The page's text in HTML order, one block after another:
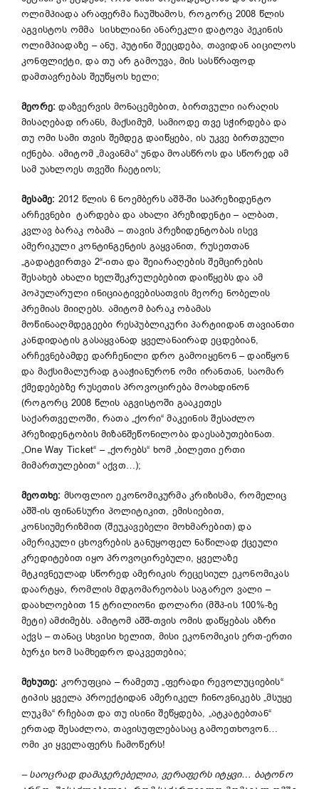
ოლიმპიადა არაფერმა ჩაუშხამოს, როგორც 2008 წლის
აგვისტოს ომმა სისხლიანი ანარეკლი დატოვა პეკინის
ოლიმპიადაზე – ანუ, პუტინი შეეცდება, თავიდან აიცილოს
კონფლიქტი, და თუ არ გამოუვა, მის სასწრაფოდ
დამთავრებას შეუწყოს ხელი;
მეორე:დაზვერვის მონაცემებით, ბირთვული იარაღის
მისაღებად ირანს, მაქსიმუმ, სამიოდე თვე სჭირდება და
თუ ომი სამი თვის შემდეგ დაიწყება, ის უკვე ბირთვული
იქნება. ამიტომ „მავანმა“ უნდა მოასწროს და სწორედ ამ
სამ უახლოეს თვეში ჩაეტიოს;
მესამე: 2012 წლის 6 ნოემბერს აშშ-ში საპრეზიდენტო
არჩევნები ტარდება და ახალი პრეზიდენტი – ალბათ,
კვლავ ბარაკ ობამა – თავის პრეზიდენტობას ისევ
ამერიკული კონტინგენტის გაყვანით, რუსეთთან
„გადატვირთვა 2“-ითა და შეიარაღების შემცირების
შესახებ ახალი ხელშეკრულებებით დაიწყებს და ამ
პოპულარული ინიციატივებისათვის მეორე ნობელის
პრემიას მიიღებს. ამიტომ ბარაკ ობამას
მოწინააღმდეგეები რესპუბლიკური პარტიიდან თავიანთი
კანდიდატის გასაყვანად ყველანაირად ეცდებიან,
არჩევნებამდე დარჩენილი დრო გამოიყენონ – დაიწყონ
და მაქსიმალურად გააჭიანურონ ომი ირანთან, საომარ
ქმედებებზე რუსეთის პროვოცირება მოახდინონ
(როგორც 2008 წლის აგვისტოში გააკეთეს
საქართველოში, რათა „ქორი“ მაკეინის შესაძლო
პრეზიდენტობის მიზანშეწონილობა დაესაბუთებინათ.
„One Way Ticket“ – „ქორებს“ ხომ „ბილეთი ერთი
მიმართულებით“ აქვთ…);
მეოთხე: მსოფლიო ეკონომიკურმა კრიზისმა, რომელიც
აშშ-ის ფინანსური პოლიტიკით, ემისიებით,
კონსიუმერიზმით (შეუკავებელი მოხმარებით) და
ამერიკული ცხოვრების განუყოფელ ნაწილად ქცეული
კრედიტებით იყო პროვოცირებული, ყველაზე
მტკივნეულად სწორედ ამერიკის რეცესიულ ეკონომიკას
დაარტყა, რომლის მდგომარეობას საგარეო ვალი –
დაახლოებით 15 ტრილიონი დოლარი (მშპ-ის 100%-ზე
მეტი) ამძიმებს. ამიტომ აშშ-თვის ომის დაწყებას აზრი
აქვს – თანაც სხვისი ხელით, მისი ეკონომიკის ერთ-ერთი
ბურჯი ხომ სამხედრო დაკვეთებია;
მეხუთე: კორუფცია – რამეთუ „ფერადი რევოლუციების“
ტიპის ყველა პროექტიდან ამერიკელ ჩინოვნიკებს „მსუყე
ლუკმა“ რჩებათ და თუ ისინი შეწყდება, „ატკატებთან“
ერთად შესაძლოა, თავისუფლებასაც გამოეთხოვონ…
ომი კი ყველაფერს ჩამოწერს!
– საოცრად დამაჯერებელია, ვერაფერს იტყვი… ბატონო